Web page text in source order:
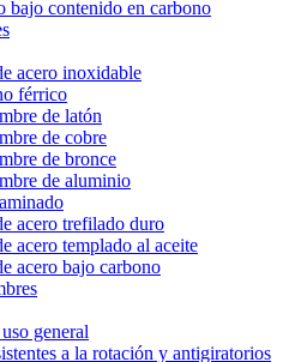
bajo contenido en carbono
acero inoxidable
férrico
de latón
de cobre
de bronce
de aluminio
acero trefilado duro
acero templado al aceite
acero bajo carbono
general
a la rotación y antigiratorios